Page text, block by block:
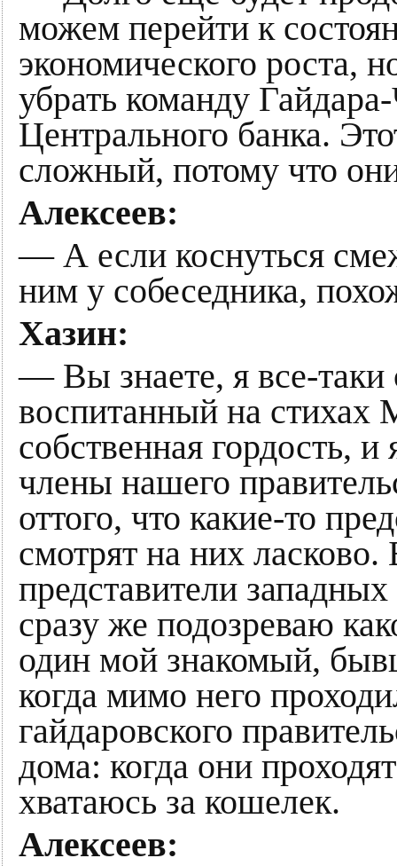
можем перейти к
экономического роста,
убрать команду
Центрального банка.
сложный, потому что
Алексеев:
— А если коснуться
ним у собеседника,
Хазин:
— Вы знаете, я все-таки
воспитанный на стихах
собственная гордость,
члены нашего
оттого, что какие-то
смотрят на них ласково.
представители
сразу же подозреваю
один мой знакомый,
когда мимо него
гайдаровского
дома: когда они
хватаюсь за кошелек.
Алексеев: